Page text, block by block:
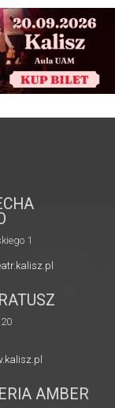
1
AMBER